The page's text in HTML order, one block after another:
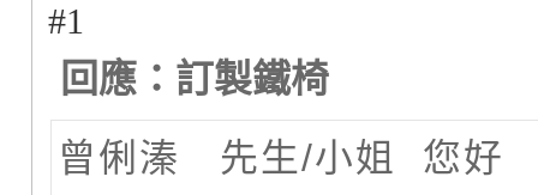
#1
回應：訂製鐵椅
曾俐溱 先生/小姐 您好